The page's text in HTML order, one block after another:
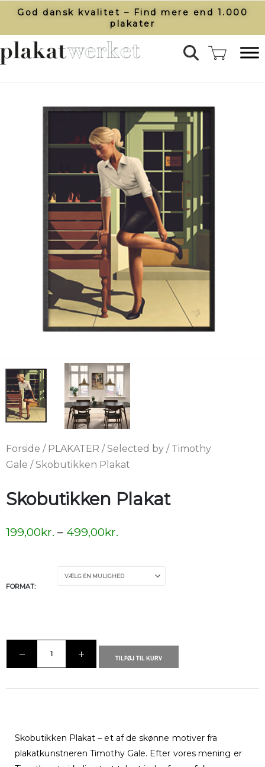
God dansk kvalitet – Find mere end 1.000
plakater​
Forside / PLAKATER /Selected by / Timothy
Gale / Skobutikken Plakat
Skobutikken Plakat
199,00kr. – 499,00kr.
FORMAT
TILFØJ TIL KURV
Skobutikken Plakat – et af de skønne motiver fra
plakatkunstneren Timothy Gale. Efter vores mening er